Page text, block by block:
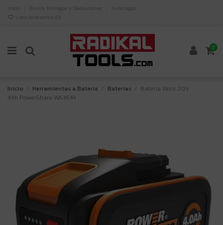
Inicio Envíos, Entregas y Devoluciones
Aviso legal
Lista de favoritos ( 0)
0
Inicio Herramientas a Bateria Baterias
Batería Worx 20V
4Ah PowerShare WA3644